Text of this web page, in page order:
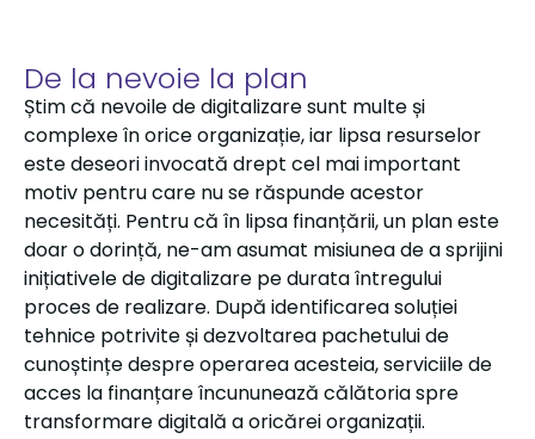
De la nevoie la plan
Știm că nevoile de digitalizare sunt multe și
complexe în orice organizație, iar lipsa resurselor
este deseori invocată drept cel mai important
motiv pentru care nu se răspunde acestor
necesități. Pentru că în lipsa finanțării, un plan este
doar o dorință, ne-am asumat misiunea de asprijini
inițiativele de digitalizare pe durata întregului
proces de realizare. După identificarea soluției
tehnice potrivite și dezvoltarea pachetului de
cunoștințe despre operarea acesteia, serviciile de
acces la finanțare încununează călătoria spre
transformare digitală a oricărei organizații.